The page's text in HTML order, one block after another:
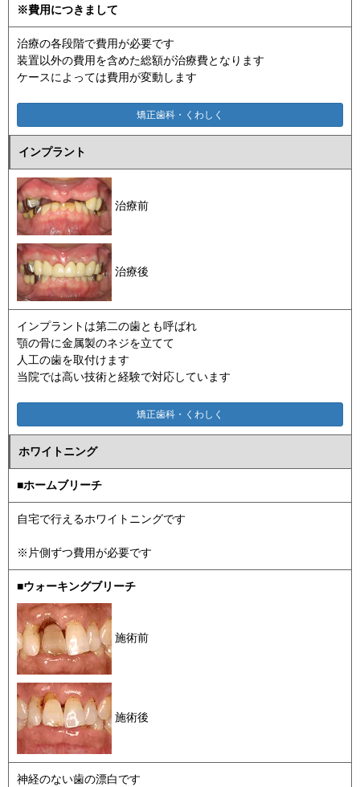
※費用につきまして
治療の各段階で費用が必要です
装置以外の費用を含めた総額が治療費となります
ケースによっては費用が変動します
矯正歯科・くわしく
インプラント
治療前
治療後
インプラントは第二の歯とも呼ばれ
顎の骨に金属製のネジを立てて
人工の歯を取付けます
当院では高い技術と経験で対応しています
矯正歯科・くわしく
ホワイトニング
■ホームブリーチ
自宅で行えるホワイトニングです
※片側ずつ費用が必要です
■ウォーキングブリーチ
施術前
施術後
神経のない歯の漂白です